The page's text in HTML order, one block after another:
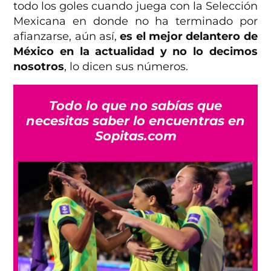
todo los goles cuando juega con la Selección
Mexicana en donde no ha terminado por
afianzarse, aún así,es el mejor delantero de
México en la actualidad y no lo decimos
nosotros, lo dicen sus números.
Todo lo que no sabías que
necesitas saber lo encuentras en
Sopitas.com